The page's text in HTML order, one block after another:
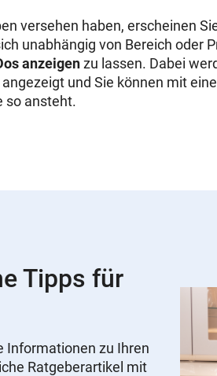
versehen haben, erscheinen
unabhängig von Bereich oder
anzeigenzu lassen. Dabei
und Sie können mit
so ansteht.
Tipps für
Informationen zu Ihren
Ratgeberartikel mit